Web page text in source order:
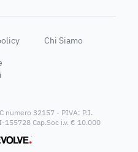
Chi Siamo
numero 32157 - PIVA: P.I.
Cap.Soc i.v. € 10.000
®